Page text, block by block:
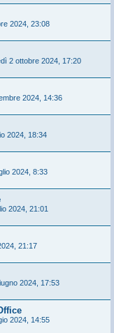
2024, 23:08
2 ottobre 2024, 17:20
2024, 14:36
2024, 18:34
2024, 8:33
2024, 21:01
21:17
2024, 17:53
2024, 14:55